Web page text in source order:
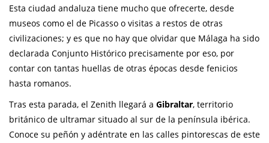
Esta ciudad andaluza tiene mucho que ofrecerte, desde
museos como el de Picasso o visitas a restos de otras
civilizaciones; y es que no hay que olvidar que Málaga ha sido
declarada Conjunto Histórico precisamente por eso, por
contar con tantas huellas de otras épocas desde fenicios
hasta romanos.
Tras esta parada, el Zenith llegará a Gibraltar, territorio
británico de ultramar situado al sur de la península ibérica.
Conoce su peñón y adéntrate en las calles pintorescas de este